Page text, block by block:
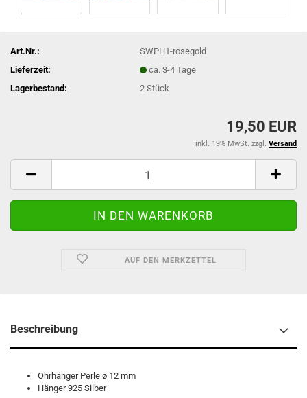
Art.Nr.:
SWPH1-rosegold
Lieferzeit:
ca. 3-4 Tage
Lagerbestand:
2Stück
19,50 EUR
inkl. 19% MwSt. zzgl. Versand
AUF DEN MERKZETTEL
Beschreibung
Ohrhänger Perle ø 12 mm
Hänger 925 Silber